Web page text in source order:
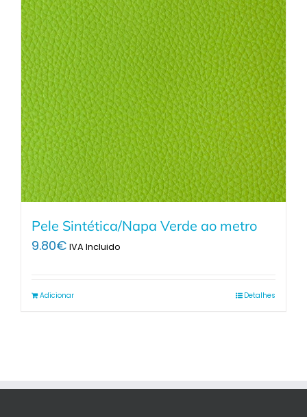
Pele Sintética/Napa Verde ao metro
9.80€ IVA Incluido
Adicionar Detalhes